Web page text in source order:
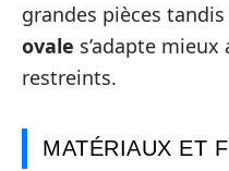
grandes pièces tandis
ovale s’adapte
restreints.
MATÉRIAUX ET